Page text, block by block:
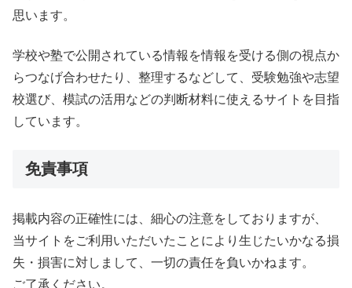
思います。
学校や塾で公開されている情報を情報を受ける側の視点か
らつなげ合わせたり、整理するなどして、受験勉強や志望
校選び、模試の活用などの判断材料に使えるサイトを目指
しています。
免責事項
掲載内容の正確性には、細心の注意をしておりますが、
当サイトをご利用いただいたことにより生じたいかなる損
失・損害に対しまして、一切の責任を負いかねます。
ご了承ください。